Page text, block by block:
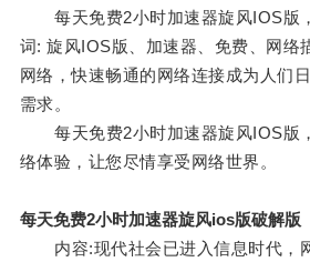
每天免费2小时加速器旋风IOS版
词: 旋风IOS版、加速器、免费、网络
网络，快速畅通的网络连接成为人们
需求。
每天免费2小时加速器旋风IOS版
络体验，让您尽情享受网络世界。
每天免费2小时加速器旋风ios版破解版
内容:现代社会已进入信息时代，